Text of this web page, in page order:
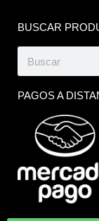
BUSCAR
PAGOS A